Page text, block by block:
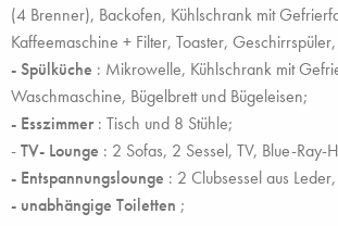
(4 Brenner), Backofen, Kühlschrank mit
Kaffeemaschine + Filter, Toaster,
- Spülküche : Mikrowelle, Kühlschrank mit
Waschmaschine, Bügelbrett und Bügeleisen;
- Esszimmer: Tisch und 8 Stühle;
-TV- Lounge : 2 Sofas, 2 Sessel, TV, Blue-Ray-
- Entspannungslounge : 2 Clubsessel aus Leder,
- unabhängige Toiletten ;